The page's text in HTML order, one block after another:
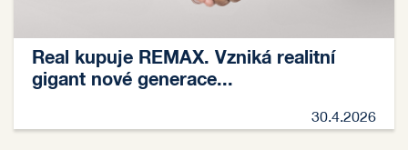
Real kupuje REMAX. Vzniká realitní
gigant nové generace...
30.4.2026